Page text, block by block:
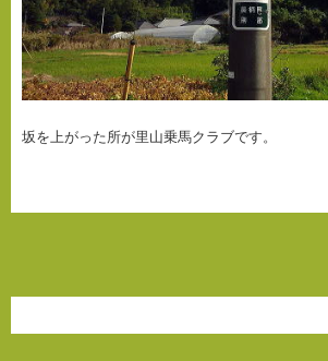
坂を上がった所が里山乗馬クラブです。